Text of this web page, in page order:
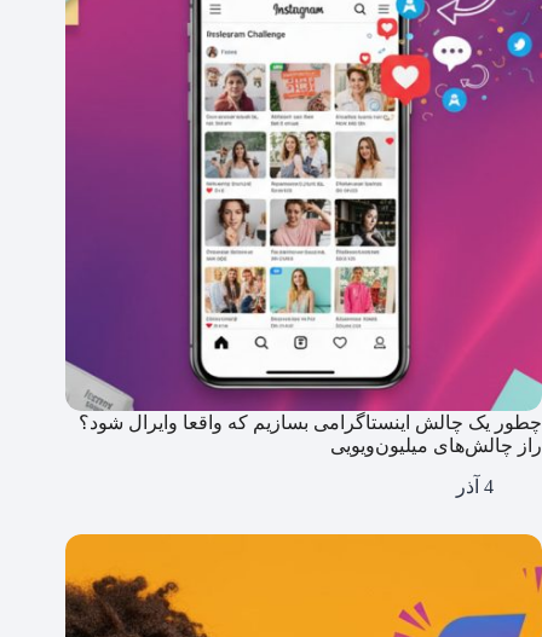
چطور یک چالش اینستاگرامی بسازیم که واقعا وایرال شود؟
راز چالش‌های میلیون‌ویویی
4 آذر